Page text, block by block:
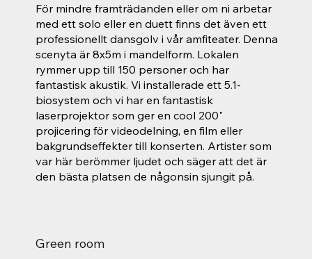
För mindre framträdanden eller om ni arbetar
med ett solo eller en duett finns det även ett
professionellt dansgolv i vår amfiteater. Denna
scenyta är 8x5m i mandelform. Lokalen
rymmer upp till 150 personer och har
fantastisk akustik. Vi installerade ett 5.1-
biosystem och vi har en fantastisk
laserprojektor som ger en cool 200"
projicering för videodelning, en film eller
bakgrundseffekter till konserten. Artister som
var här berömmer ljudet och säger att det är
den bästa platsen de någonsin sjungit på.
Green room